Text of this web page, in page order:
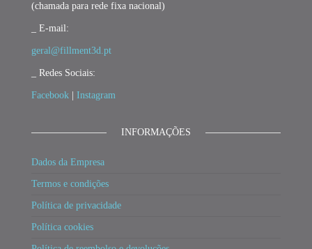
(chamada para rede fixa nacional)
_ E-mail:
geral@fillment3d.pt
_ Redes Sociais:
Facebook Instagram
INFORMAÇÕES
Dados da Empresa
Termos e condições
Política de privacidade
Política cookies